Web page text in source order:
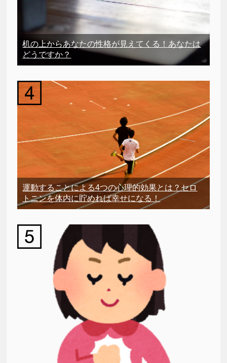
机の上からあなたの性格が見えてくる！あなたは
どうですか？
運動することによる4つの心理的効果とは？セロ
トニンを体内に貯めれば幸せになる！